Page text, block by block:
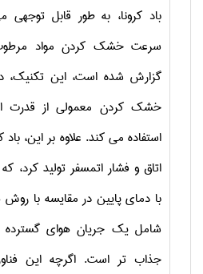
باد کرونا، به طور قابل
سرعت خشک کردن مواد
گزارش شده است، این تکنیک،
خشک کردن معمولی از قدرت
استفاده می کند. علاوه بر این،
اتاق و فشار اتمسفر تولید کرد،
با دمای پایین در مقایسه با
شامل یک جریان هوای گسترده
جذاب تر است. اگرچه این